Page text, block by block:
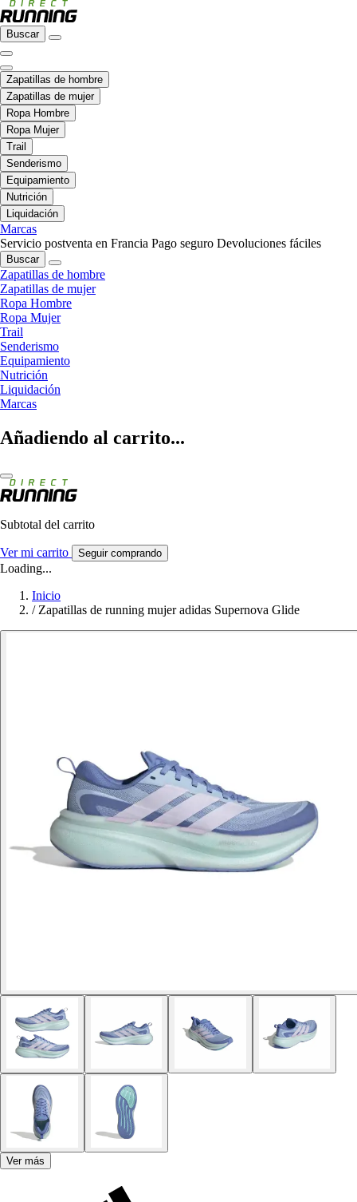
Buscar
Zapatillas de hombre
Zapatillas de mujer
Ropa Hombre
Ropa Mujer
Trail
Senderismo
Equipamiento
Nutrición
Liquidación
Marcas
Servicio postventa en Francia Pago seguro Devoluciones fáciles
Buscar
Zapatillas de hombre
Zapatillas de mujer
Ropa Hombre
Ropa Mujer
Trail
Senderismo
Equipamiento
Nutrición
Liquidación
Marcas
Añadiendo al carrito...
Subtotal del carrito
Ver mi carrito Seguir comprando
Loading...
Inicio
/ Zapatillas de running mujer adidas Supernova Glide
Ver más